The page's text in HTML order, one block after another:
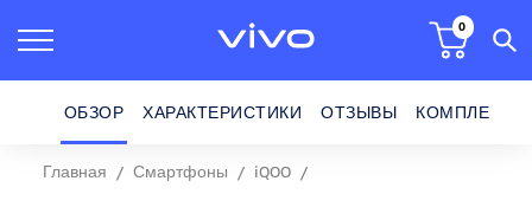
0
Главная Смартфоны
iQOO
ОБЗОР ХАРАКТЕРИСТИКИ ОТЗЫВЫ КОМПЛЕКТ